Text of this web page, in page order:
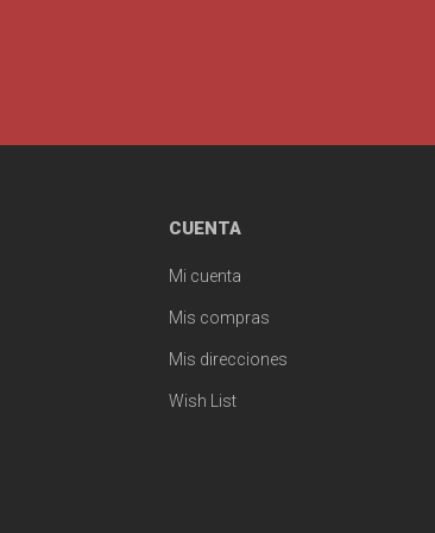
CUENTA
Mi cuenta
Mis compras
Mis direcciones
Wish List